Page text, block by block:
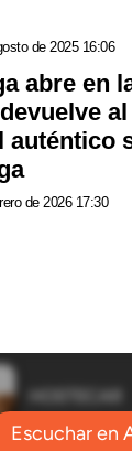
de 2025 16:06
abre en
auténtico
de 2026 17:30